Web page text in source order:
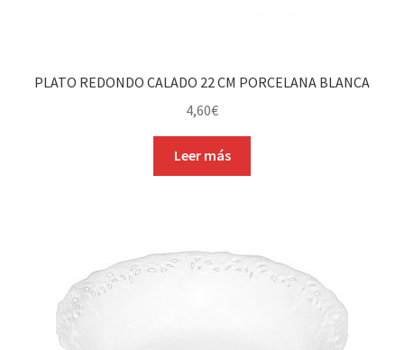
PLATO REDONDO CALADO 22 CM PORCELANA BLANCA
4,60€
Leer más